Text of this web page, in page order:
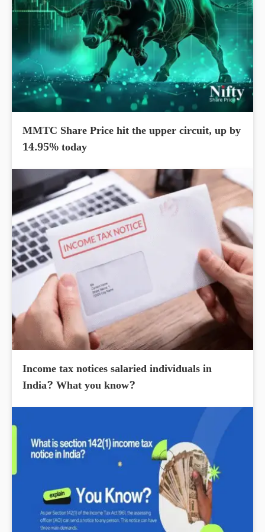
MMTC Share Price hit the upper circuit, up by
14.95% today
Income tax notices salaried individuals in
India? What you know?